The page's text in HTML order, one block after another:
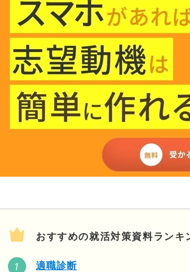
おすすめの就活対策資料ランキ
適職診断